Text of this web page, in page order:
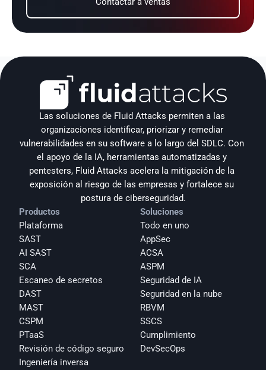
Las soluciones de Fluid Attacks permiten a las
organizaciones identificar, priorizar y remediar
vulnerabilidades en su software a lo largo del SDLC. Con
el apoyo de la IA, herramientas automatizadas y
pentesters, Fluid Attacks acelera la mitigación de la
exposición al riesgo de las empresas y fortalece su
postura de ciberseguridad.
Productos
Plataforma
SAST
AI SAST
SCA
Escaneo de secretos
DAST
MAST
CSPM
PTaaS
Revisión de código seguro
Ingeniería inversa
Soluciones
Todo en uno
AppSec
ACSA
ASPM
Seguridad de IA
Seguridad en la nube
RBVM
SSCS
Cumplimiento
DevSecOps